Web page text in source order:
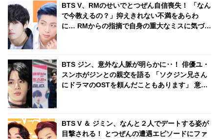
BTS V、RMのせいでとつぜん自信喪失！ 「なん
で今教えるの？」抑えきれない不満をあらわ
に… RMからの指摘で自身の重大なミスに気づく
BTS ジン、意外な人脈が明らかに‥！ 俳優ユ・
スンホがジンとの親交を語る 「ソクジン兄さん
にドラマのOSTを頼んだこともあります」 意外
BTS V ＆ ジミン、なんと２人でデートする姿が
目撃される！ とつぜんの遭遇エピソードにファ